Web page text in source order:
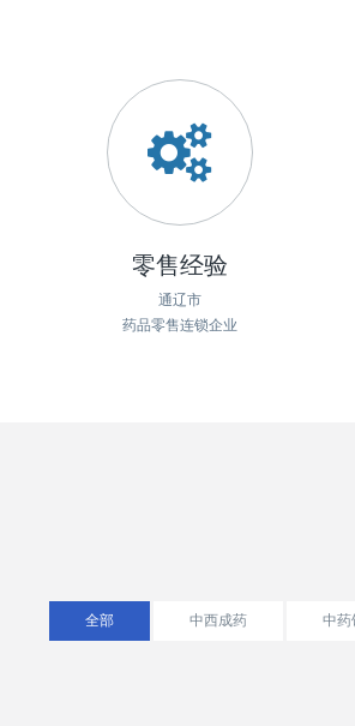
零售经验
通辽市
药品零售连锁企业
全部 中西成药 中药